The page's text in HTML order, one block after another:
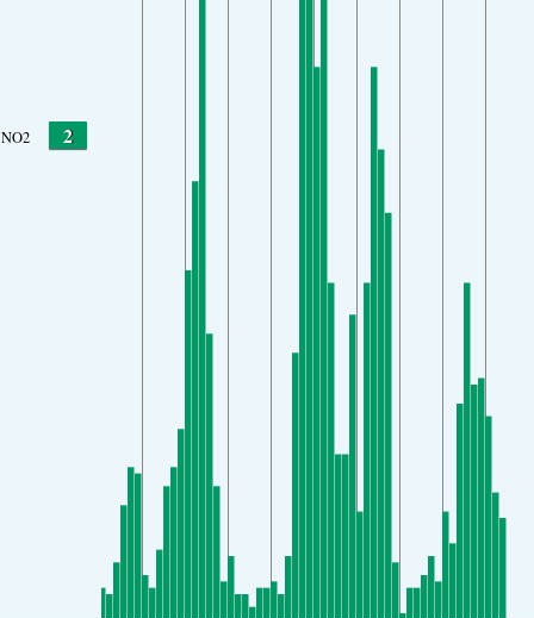
NO2 2